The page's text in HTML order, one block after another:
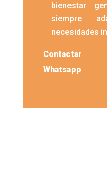
bienestar
siempre
necesidades
Contactar
Whatsapp